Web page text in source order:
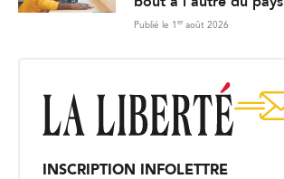
Publié le 1 er août 2026
INSCRIPTION INFOLETTRE